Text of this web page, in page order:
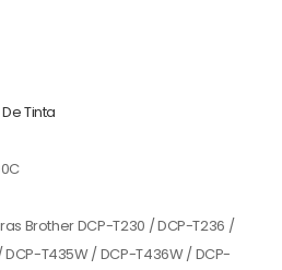
Tinta
Brother DCP-T230 / DCP-T236 /
T435W / DCP-T436W / DCP-